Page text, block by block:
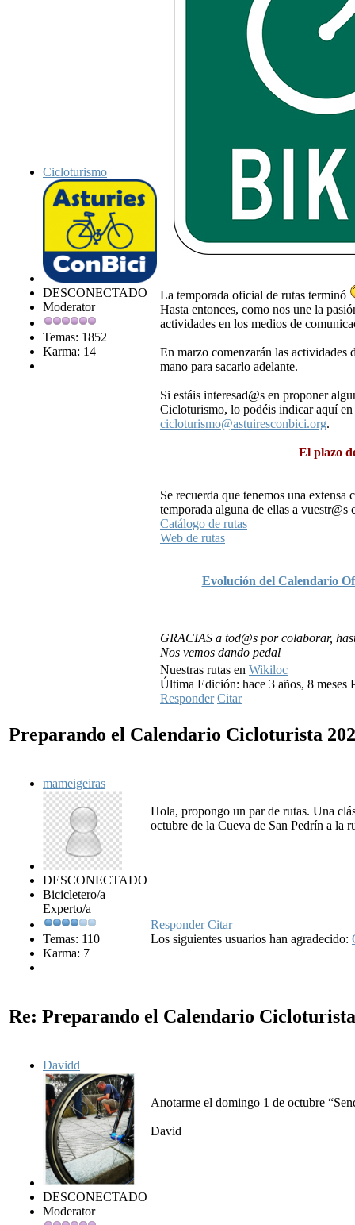
Cicloturismo
DESCONECTADO
Moderator
Temas: 1852
Karma: 14
La temporada oficial de rutas terminó
Hasta entonces, como nos une la
actividades en los medios de
En marzo comenzarán las actividades
mano para sacarlo adelante.
Si estáis interesad@s en proponer
Cicloturismo, lo podéis indicar aquí
cicloturismo@astuiresconbici.org.
El plazo
Se recuerda que tenemos una
temporada alguna de ellas a vuestr@s
Catálogo de rutas
Web de rutas
Evolución del Calendario
GRACIAS a tod@s por colaborar,
Nos vemos dando pedal
Nuestras rutas en Wikiloc
Última Edición: hace 3 años, 8 meses
Responder Citar
Preparando el Calendario Cicloturista
mameigeiras
DESCONECTADO
Bicicletero/a
Experto/a
Temas: 110
Karma: 7
Hola, propongo un par de rutas. Una
octubre de la Cueva de San Pedrín a la
Responder Citar
Los siguientes usuarios han agradecido:
Re: Preparando el Calendario
Davidd
DESCONECTADO
Moderator
Anotarme el domingo 1 de octubre
David